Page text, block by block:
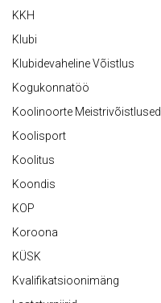
KKH
Klubi
Klubidevaheline Võistlus
Kogukonnatöö
Koolinoorte Meistrivõistlused
Koolisport
Koolitus
Koondis
KOP
Koroona
KÜSK
Kvalifikatsioonimäng